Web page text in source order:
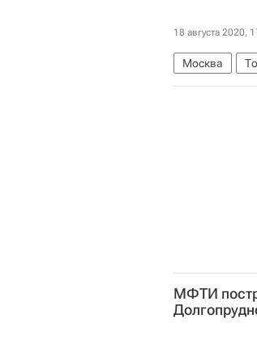
18 августа 2020,
Москва
Торговые
МФТИ